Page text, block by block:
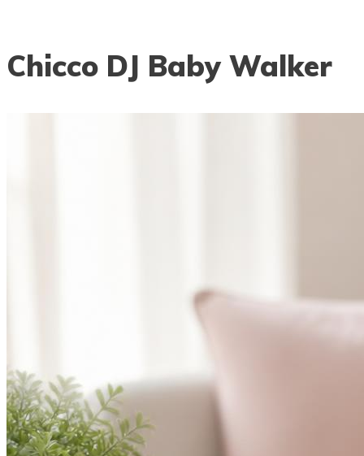
Chicco DJ Baby Walker